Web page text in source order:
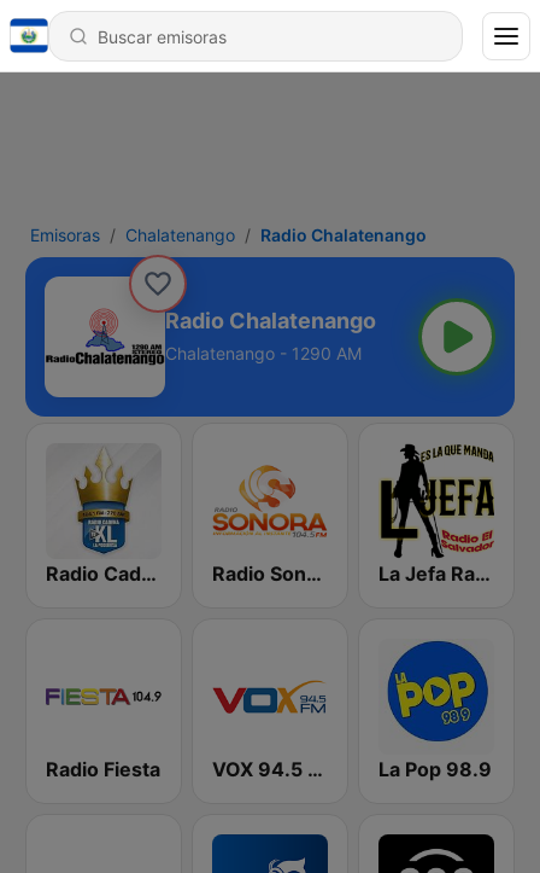
Emisoras Chalatenango Radio Chalatenango
Radio Chalatenango
Chalatenango - 1290 AM
Radio Cadena YSKL La Poderosa Radio Sonora 104.5 FM La Jefa Radio El Salvador
Radio Fiesta VOX 94.5 FM La Pop 98.9